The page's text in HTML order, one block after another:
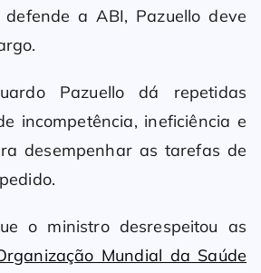
defende a ABI, Pazuello deve
Pazuello dá repetidas
incompetência, ineficiência e
desempenhar as tarefas de
o ministro desrespeitou as
Mundial da Saúde